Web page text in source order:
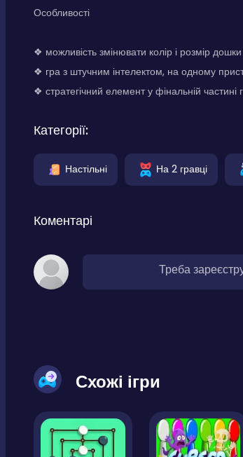
Особливості
❖ можливість змінювати колір і розмір дошки
❖ гра з штучним інтелектом, на одному
❖ стратегічний елемент у фінальній частині
Категорії:
Настільні На 2 гравці
Коментарі
Треба
Схожі ігри